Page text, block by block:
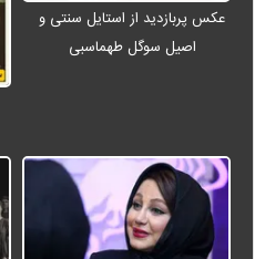
عکس پربازدید از استایل سنتی و
اصیل سوگل طهماسبی